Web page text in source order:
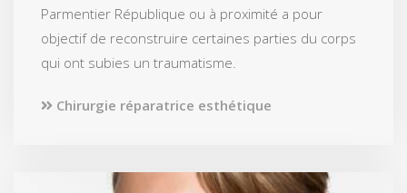
Parmentier République ou à proximité a pour
objectif de reconstruire certaines parties du corps
qui ont subies un traumatisme.
Chirurgie réparatrice esthétique